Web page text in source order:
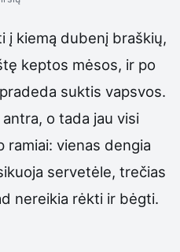
į kiemą dubenį braškių,
keptos mėsos, ir po
suktis vapsvos.
o tada jau visi
vienas dengia
servetėle, trečias
nereikia rėkti ir bėgti.